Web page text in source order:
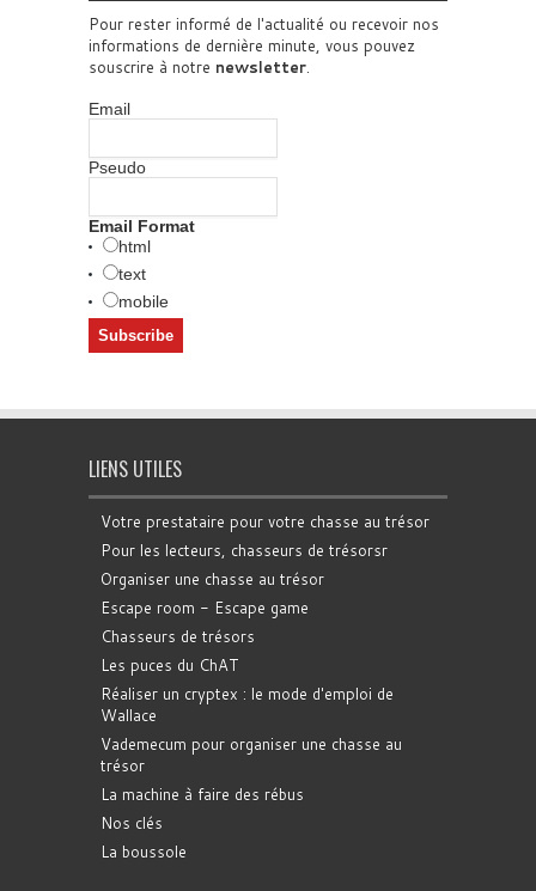
Pour rester informé de l'actualité ou recevoir nos
informations de dernière minute, vous pouvez
souscrire à notre newsletter.
Email
Pseudo
Email Format
html
text
mobile
LIENS UTILES
Votre prestataire pour votre chasse au trésor
Pour les lecteurs, chasseurs de trésorsr
Organiser une chasse au trésor
Escape room - Escape game
Chasseurs de trésors
Les puces du ChAT
Réaliser un cryptex : le mode d'emploi de
Wallace
Vademecum pour organiser une chasse au
trésor
La machine à faire des rébus
Nos clés
La boussole